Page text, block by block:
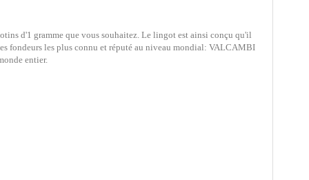
d'1 gramme que vous souhaitez. Le lingot est ainsi conçu qu'il
fondeurs les plus connu et réputé au niveau mondial: VALCAMBI
entier.